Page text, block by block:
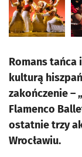
Romans tańca
kulturą
zakończenie –
Flamenco
ostatnie trzy
Wrocławiu.